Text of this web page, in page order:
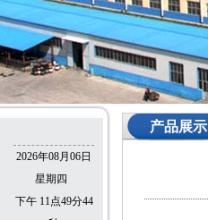
2026年08月06日
星期四
下午 11点49分44
产品展示